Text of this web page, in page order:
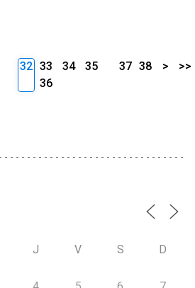
32 33 34
35
36
37 38 > >>
J V S D